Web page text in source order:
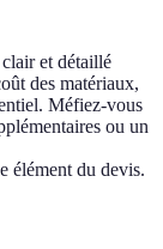
et détaillé
des matériaux,
Méfiez-vous
ou un
élément du devis.